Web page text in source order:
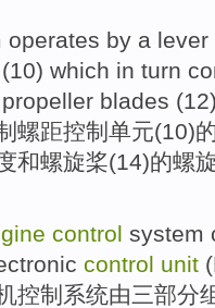
operates by a lever
(10) which in turn
propeller blades (12
螺距控制 单元(10)
和螺旋桨(14)的螺
control system
control unit
控制 系统由三部分